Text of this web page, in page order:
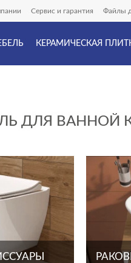
Сервис и гарантия Файлы
КЕРАМИЧЕСКАЯ
ДЛЯ ВАННОЙ